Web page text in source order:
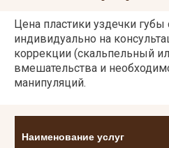
Цена пластики уздечки губы
индивидуально на
коррекции (скальпельный
вмешательства и
манипуляций.
Наименование услуг